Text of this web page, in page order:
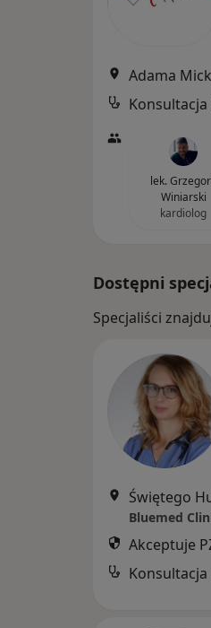
Adama
lek.
Winiarski
kardiolog
Dostępni
Specjaliści
Świętego
Bluemed
Akceptuje